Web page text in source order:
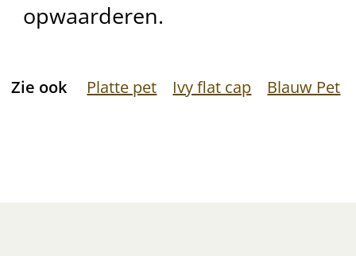
opwaarderen.
Zie ook Platte pet Ivy flat cap Blauw Pet